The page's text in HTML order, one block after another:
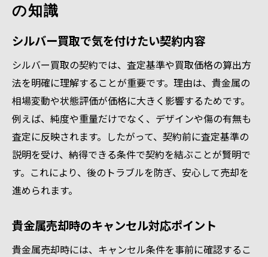
の知識
シルバー買取で気を付けたい契約内容
シルバー買取の契約では、査定基準や買取価格の算出方
法を明確に理解することが重要です。理由は、貴金属の
相場変動や状態評価が価格に大きく影響するためです。
例えば、純度や重量だけでなく、デザインや傷の有無も
査定に反映されます。したがって、契約前に査定基準の
説明を受け、納得できる条件で契約を結ぶことが賢明で
す。これにより、後のトラブルを防ぎ、安心して売却を
進められます。
貴金属売却時のキャンセル対応ポイント
貴金属売却時には、キャンセル条件を事前に確認するこ